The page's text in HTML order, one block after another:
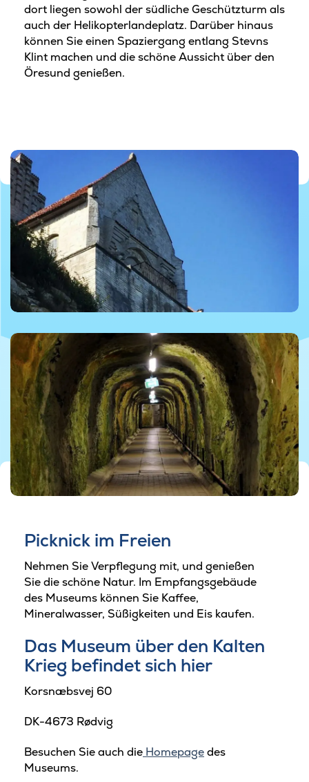
dort liegen sowohl der südliche Geschützturm als
auch der Helikopterlandeplatz. Darüber hinaus
können Sie einen Spaziergang entlang Stevns
Klint machen und die schöne Aussicht über den
Öresund genießen.
Picknick im Freien
Nehmen Sie Verpflegung mit, und genießen
Sie die schöne Natur. Im Empfangsgebäude
des Museums können Sie Kaffee,
Mineralwasser, Süßigkeiten und Eis kaufen.
Das Museum über den Kalten
Krieg befindet sich hier
Korsnæbsvej 60
DK-4673 Rødvig
Besuchen Sie auch die Homepagedes
Museums.